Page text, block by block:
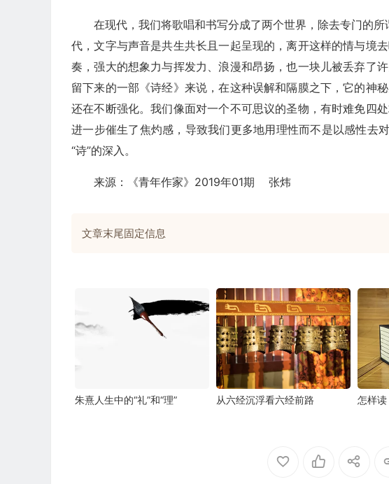
在现代，我们将歌唱和书写分成了两个世界，除去专门的
代，文字与声音是共生共长且一起呈现的，离开这样的情与境
奏，强大的想象力与挥发力、浪漫和昂扬，也一块儿被丢弃了
留下来的一部《诗经》来说，在这种误解和隔膜之下，它的神
还在不断强化。我们像面对一个不可思议的圣物，有时难免四
进一步催生了焦灼感，导致我们更多地用理性而不是以感性去
“诗”的深入。
来源：《青年作家》2019年01期 张炜
文章末尾固定信息
朱熹人生中的“礼”和“理” 从六经沉浮看六经前路 怎样读